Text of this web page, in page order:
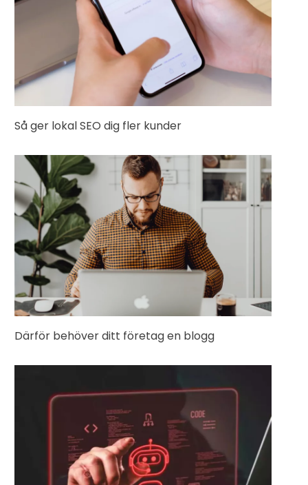
Så ger lokal SEO dig fler kunder
Därför behöver ditt företag en blogg